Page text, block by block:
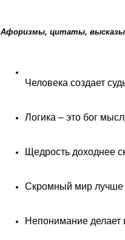
Афоризмы, цитаты,
Человека создает
Логика – это бог
Щедрость доходнее
Скромный мир
Непонимание делает